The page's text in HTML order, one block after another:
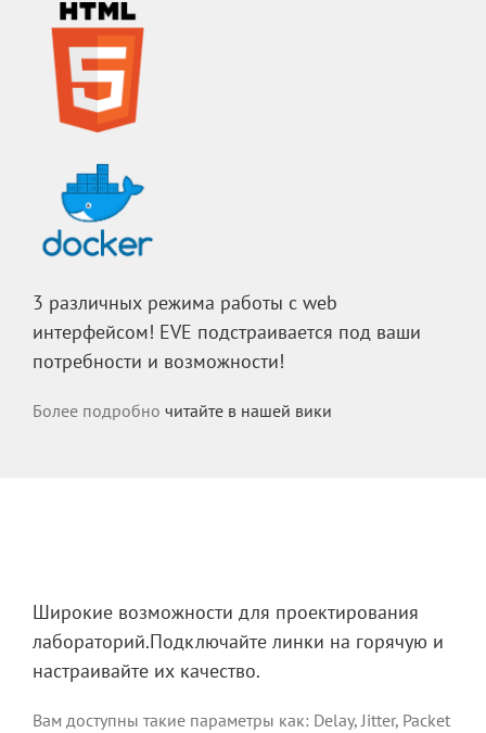
3 различных режима работы с web
интерфейсом! EVE подстраивается под ваши
потребности и возможности!
Более подробно читайте в нашей вики
Широкие возможности для проектирования
лабораторий.Подключайте линки на горячую и
настраивайте их качество.
Вам доступны такие параметры как: Delay, Jitter, Packet